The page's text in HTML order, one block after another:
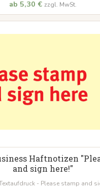
ab 5,30 € zzgl. MwSt.
Haftnotizen
and sign here!"
- Please stamp and